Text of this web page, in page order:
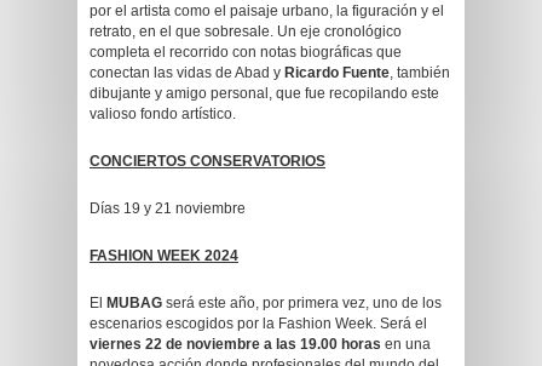
por el artista como el paisaje urbano, la figuración y el
retrato, en el que sobresale. Un eje cronológico
completa el recorrido con notas biográficas que
conectan las vidas de Abad y Ricardo Fuente, también
dibujante y amigo personal, que fue recopilando este
valioso fondo artístico.
CONCIERTOS CONSERVATORIOS
Días 19 y 21 noviembre
FASHION WEEK 2024
El MUBAG será este año, por primera vez, uno de los
escenarios escogidos por la Fashion Week. Será el
viernes 22 de noviembre a las 19.00 horas en una